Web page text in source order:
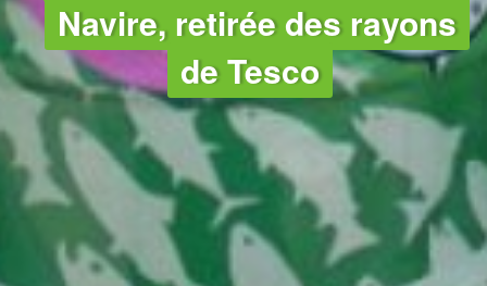
Navire, retirée des rayons
de Tesco